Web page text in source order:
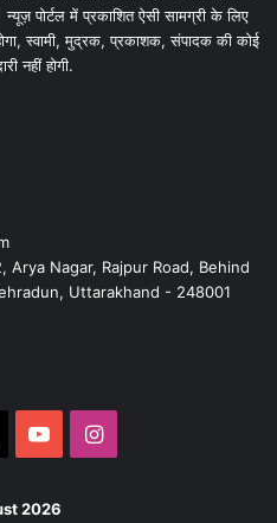
पोर्टल में प्रकाशित ऐसी सामग्री के लिए
स्वामी, मुद्रक, प्रकाशक, संपादक की कोई
नहीं होगी.
Arya Nagar, Rajpur Road, Behind
Uttarakhand - 248001
YouTubeInstagram
2026